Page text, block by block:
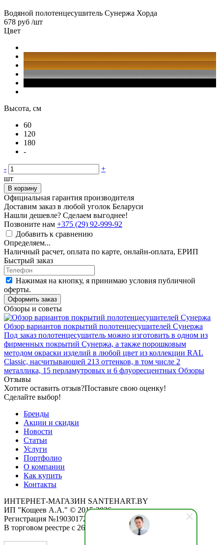
Водяной полотенцесушитель Сунержа Хорда
678 руб /шт
Цвет
Высота, см
60
120
180
-
-
+
шт
В корзину
Официальная гарантия производителя
Доставим заказ в любой уголок Беларуси
Нашли дешевле? Сделаем выгоднее!
Позвоните нам +375 (29) 92-999-92
Добавить к сравнению
Определяем...
Наличный расчет, оплата по карте, онлайн-оплата, ЕРИП
Быстрый заказ
Нажимая на кнопку, я принимаю условия публичной
оферты.
Оформить заказ
Обзоры и советы
Обзор вариантов покрытий полотенцесушителей Сунержа
Под заказ полотенцесушитель можно изготовить в одном из
фирменных покрытий Сунержа, а также порошковым
методом окраски изделий в любой цвет из коллекции RAL
Classic, насчитывающей 213 оттенков, в том числе 2
металлика, 15 перламутровых и 6 флуоресцентных Обзоры
Отзывы
Хотите оставить отзыв?Поставьте свою оценку!
Сделайте выбор!
Бренды
Акции и скидки
Новости
Статьи
Услуги
Портфолио
О компании
Как купить
Контакты
ИНТЕРНЕТ-МАГАЗИН SANTEHART.BY
ИП "Кощеев А.А." © 2015-2026
Регистрация №190301725 от 12.02.2015
В торговом реестре с 26.11.2019